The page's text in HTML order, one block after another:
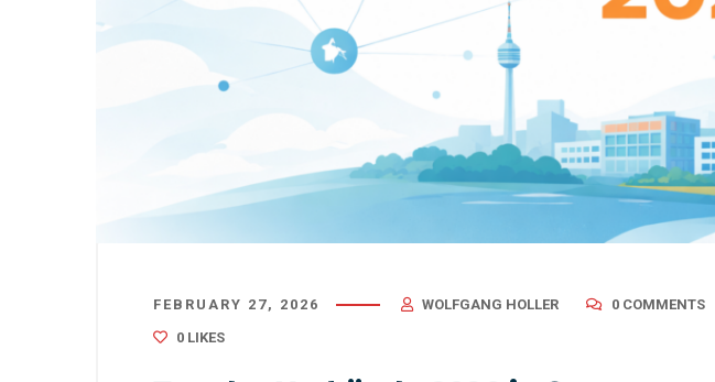
FEBRUARY 27, 2026 WOLFGANG HOLLER 0 COMMENTS
0 LIKES
mitten im Excel-Chaos
March 14, 2025 / Verbände
Die Bedeutung von Verbänden in
Deutschland: Einfluss, Relevanz